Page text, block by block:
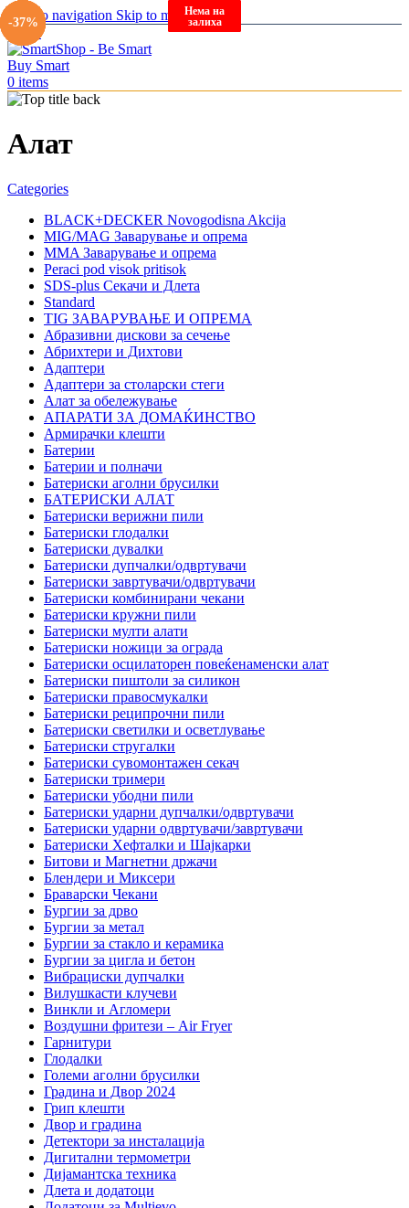
Skip to navigation Skip to main content
0 items
Алат
Categories
BLACK+DECKER Novogodisna Akcija
MIG/MAG Заварување и опрема
MMA Заварување и опрема
Peraci pod visok pritisok
SDS-plus Секачи и Длета
Standard
TIG ЗАВАРУВАЊЕ И ОПРЕМА
Абразивни дискови за сечење
Абрихтери и Дихтови
Адаптери
Адаптери за столарски стеги
Алат за обележување
АПАРАТИ ЗА ДОМАЌИНСТВО
Армирачки клешти
Батерии
Батерии и полначи
Батериски аголни брусилки
БАТЕРИСКИ АЛАТ
Батериски верижни пили
Батериски глодалки
Батериски дувалки
Батериски дупчалки/одвртувачи
Батериски завртувачи/одвртувачи
Батериски комбинирани чекани
Батериски кружни пили
Батериски мулти алати
Батериски ножици за ограда
Батериски осцилаторен повеќенаменски алат
Батериски пиштоли за силикон
Батериски правосмукалки
Батериски реципрочни пили
Батериски светилки и осветлување
Батериски стругалки
Батериски сувомонтажен секач
Батериски тримери
Батериски убодни пили
Батериски ударни дупчалки/одвртувачи
Батериски ударни одвртувачи/завртувачи
Батериски Хефталки и Шајкарки
Битови и Магнетни држачи
Блендери и Миксери
Браварски Чекани
Бургии за дрво
Бургии за метал
Бургии за стакло и керамика
Бургии за цигла и бетон
Вибрациски дупчалки
Вилушкасти клучеви
Винкли и Агломери
Воздушни фритези – Air Fryer
Гарнитури
Глодалки
Големи аголни брусилки
Градина и Двор 2024
Грип клешти
Двор и градина
Детектори за инсталација
Дигитални термометри
Дијамантска техника
Длета и додатоци
Нема на
залиха
Нема на
залиха
-8%
-40%
-25%
-39%
-40%
Нема на
залиха
Нема на
залиха
Нема на
залиха
Нема на
залиха
Нема на
залиха
-34%
-36%
-37%
-37%
Нема на
залиха
Нема на
залиха
-37%